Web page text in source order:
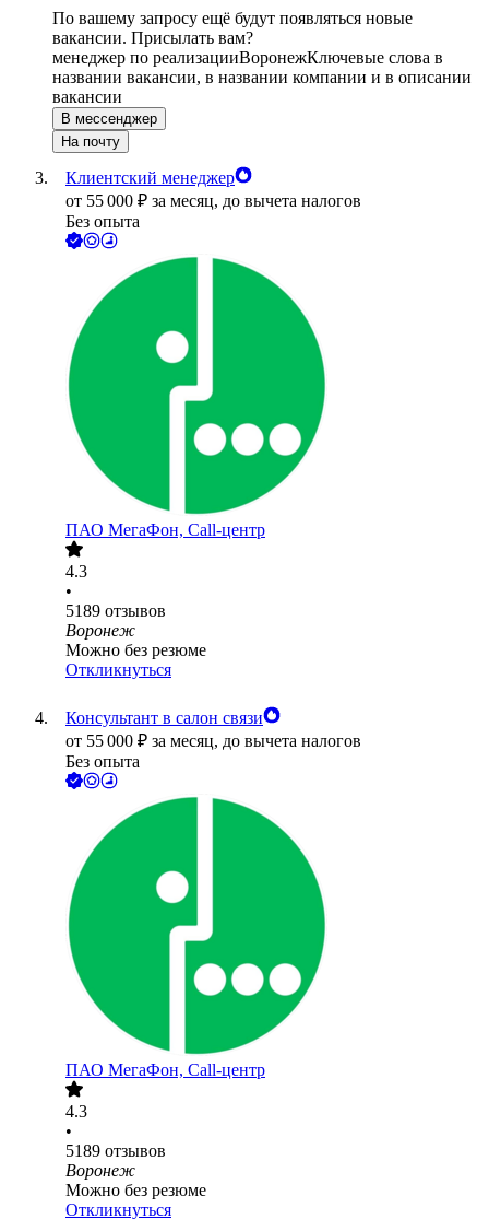
По вашему запросу ещё будут появляться новые
вакансии. Присылать вам?
менеджер по реализацииВоронежКлючевые слова в
названии вакансии, в названии компании и в описании
вакансии
В мессенджер
На почту
Клиентский менеджер
от 55 000 ₽ за месяц, до вычета налогов
Без опыта
ПАО МегаФон, Call-центр
4.3
•
5189 отзывов
Воронеж
Можно без резюме
Откликнуться
Консультант в салон связи
от 55 000 ₽ за месяц, до вычета налогов
Без опыта
ПАО МегаФон, Call-центр
4.3
•
5189 отзывов
Воронеж
Можно без резюме
Откликнуться